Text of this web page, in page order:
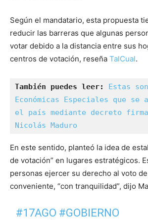
Según el mandatario, esta propuesta
reducir las barreras que algunas
votar debido a la distancia entre sus
centros de votación, reseña TalCual.
También puedes leer:
Estas
Económicas Especiales que se
el país mediante decreto
Nicolás Maduro
En este sentido, planteó la idea de
de votación” en lugares estratégicos.
personas ejercer su derecho al voto
conveniente, “con tranquilidad”, dijo
#17AGO #GOBIERNO